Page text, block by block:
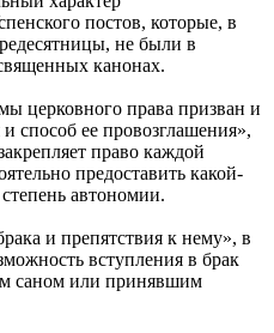
постов, которые, в
не были в
канонах.
церковного права призван и
способ ее провозглашения»,
право каждой
предоставить какой-
автономии.
и препятствия к нему», в
вступления в брак
саном или принявшим